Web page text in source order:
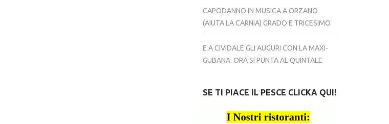
CAPODANNO IN MUSICA A ORZANO
(AIUTA LA CARNIA) GRADO E TRICESIMO
E A CIVIDALE GLI AUGURI CON LA MAXI-
GUBANA: ORA SI PUNTA AL QUINTALE
SE TI PIACE IL PESCE CLICKA QUI!